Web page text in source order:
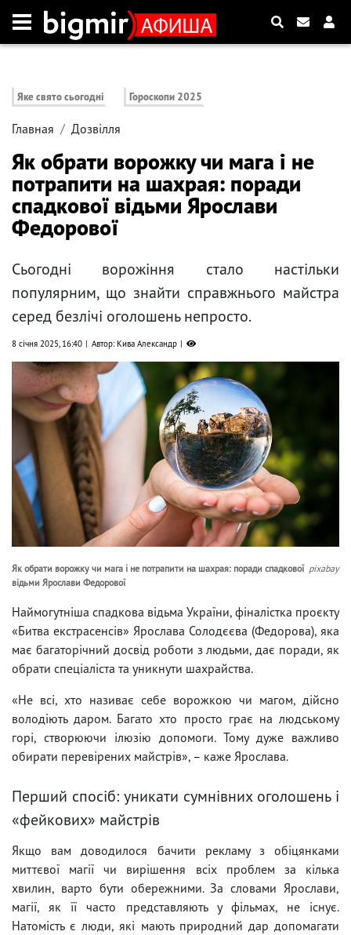
Яке свято сьогодні Гороскопи 2025
Главная Дозвілля
Як обрати ворожку чи мага і не
потрапити на шахрая: поради
спадкової відьми Ярослави
Федорової
Сьогодні ворожіння стало настільки
популярним, що знайти справжнього майстра
серед безлічі оголошень непросто.
8 січня 2025, 16:40 Автор: Кива Александр
Як обрати ворожку чи мага і не потрапити на шахрая: поради спадкової
відьми Ярослави Федорової
pixabay
Наймогутніша спадкова відьма України, фіналістка проєкту
«Битва екстрасенсів» Ярослава Солодєєва (Федорова), яка
має багаторічний досвід роботи з людьми, дає поради, як
обрати спеціаліста та уникнути шахрайства.
«Не всі, хто називає себе ворожкою чи магом, дійсно
володіють даром. Багато хто просто грає на людському
горі, створюючи ілюзію допомоги. Тому дуже важливо
обирати перевірених майстрів», – каже Ярослава.
Перший спосіб: уникати сумнівних оголошень і
«фейкових» майстрів
Якщо вам доводилося бачити рекламу з обіцянками
миттєвої магії чи вирішення всіх проблем за кілька
хвилин, варто бути обережними. За словами Ярослави,
магії, як її часто представляють у фільмах, не існує.
Натомість є люди, які мають природний дар допомагати